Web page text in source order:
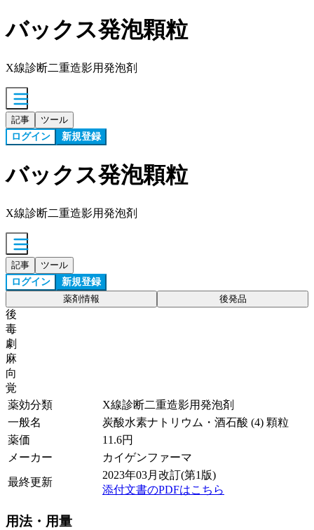
バックス発泡顆粒
X線診断二重造影用発泡剤
記事 ツール
ログイン 新規登録
バックス発泡顆粒
X線診断二重造影用発泡剤
記事 ツール
ログイン 新規登録
薬剤情報 後発品
後
毒
劇
麻
向
覚
薬効分類
X線診断二重造影用発泡剤
一般名
炭酸水素ナトリウム・酒石酸 (4) 顆粒
薬価
11.6円
メーカー
カイゲンファーマ
最終更新
2023年03月改訂(第1版)
添付文書のPDFはこちら
用法・用量